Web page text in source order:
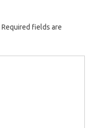
Required fields are